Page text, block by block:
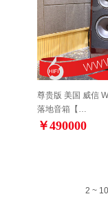
尊贵版 美国 威信
落地音箱【…
￥490000
2 ~ 10